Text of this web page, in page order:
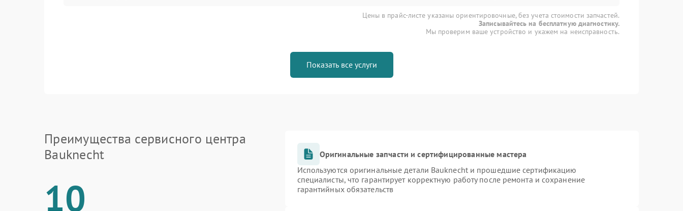
Цены в прайс-листе указаны ориентировочные, без учета стоимости запчастей.
Записывайтесь на бесплатную диагностику.
Мы проверим ваше устройство и укажем на неисправность.
Показать все услуги
Преимущества сервисного центра
Bauknecht
10
Оригинальные запчасти и сертифицированные мастера
Используются оригинальные детали Bauknecht и прошедшие сертификацию
специалисты, что гарантирует корректную работу после ремонта и сохранение
гарантийных обязательств